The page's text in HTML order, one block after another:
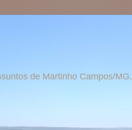
de Martinho Campos/MG.